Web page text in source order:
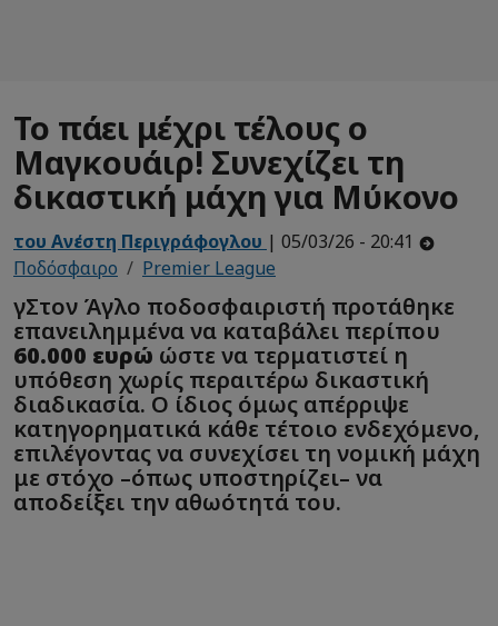
Το πάει μέχρι τέλους ο
Μαγκουάιρ! Συνεχίζει τη
δικαστική μάχη για Μύκονο
του Ανέστη Περιγράφογλου | 05/03/26 - 20:41
Ποδόσφαιρο
Premier League
γΣτον Άγλο ποδοσφαιριστή προτάθηκε
επανειλημμένα να καταβάλει περίπου
60.000 ευρώ ώστε να τερματιστεί η
υπόθεση χωρίς περαιτέρω δικαστική
διαδικασία. Ο ίδιος όμως απέρριψε
κατηγορηματικά κάθε τέτοιο ενδεχόμενο,
επιλέγοντας να συνεχίσει τη νομική μάχη
με στόχο –όπως υποστηρίζει– να
αποδείξει την αθωότητά του.